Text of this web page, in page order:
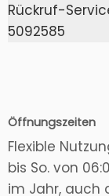
Rückruf-
5092585
Öffnungszeiten
Flexible
bis So. von
im Jahr, auch